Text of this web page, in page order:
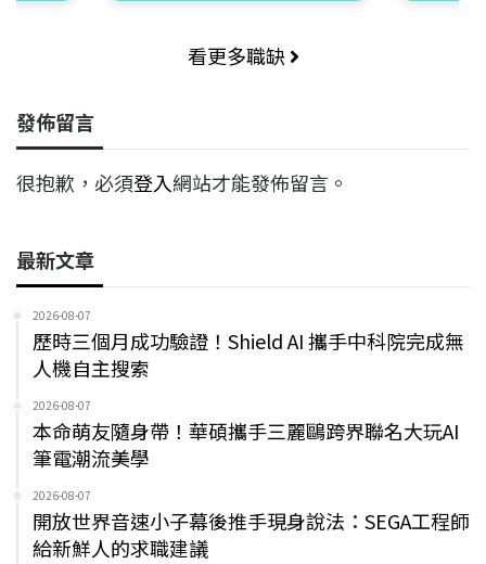
看更多職缺
發佈留言
很抱歉，必須登入網站才能發佈留言。
最新文章
2026-08-07
歷時三個月成功驗證！Shield AI 攜手中科院完成無
人機自主搜索
2026-08-07
本命萌友隨身帶！華碩攜手三麗鷗跨界聯名大玩AI
筆電潮流美學
2026-08-07
開放世界音速小子幕後推手現身說法：SEGA工程師
給新鮮人的求職建議